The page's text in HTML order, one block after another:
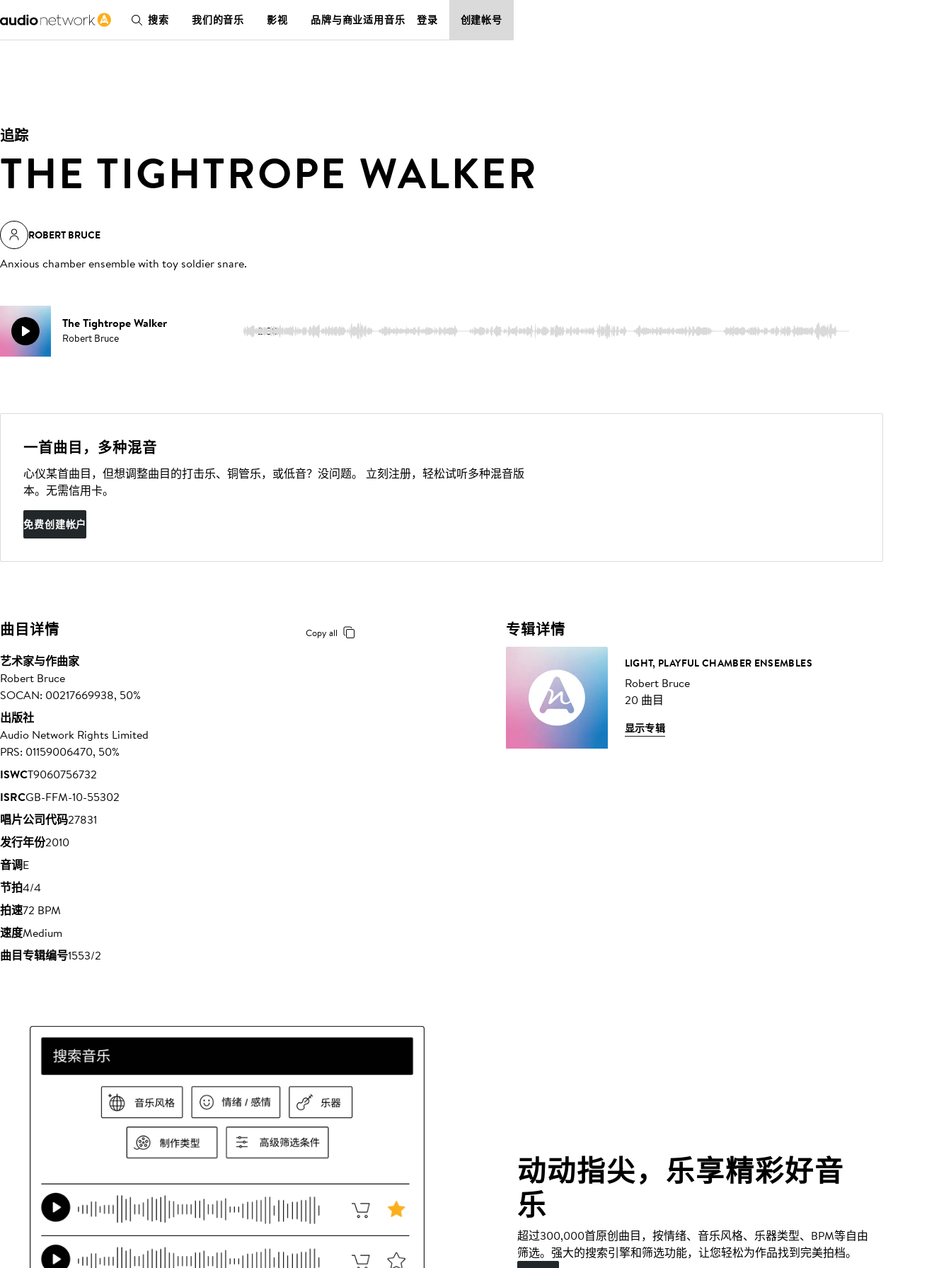
搜索 我们的音乐 影视 品牌与商业适用音乐 登录 创建帐号
追踪
THE TIGHTROPE WALKER
ROBERT BRUCE
Anxious chamber ensemble with toy soldier snare.
The Tightrope Walker
Robert Bruce 2:38
一首曲目，多种混音
心仪某首曲目，但想调整曲目的打击乐、铜管乐，或低音？没问题。 立刻注册，轻松试听多种混音版
本。无需信用卡。
免费创建帐户
曲目详情 Copy all
艺术家与作曲家
Robert Bruce
SOCAN: 00217669938, 50%
出版社
Audio Network Rights Limited
PRS: 01159006470, 50%
ISWCT9060756732
ISRCGB-FFM-10-55302
唱片公司代码27831
发行年份2010
音调E
节拍4/4
拍速72 BPM
速度Medium
曲目专辑编号1553/2
专辑详情
LIGHT, PLAYFUL CHAMBER ENSEMBLES
Robert Bruce
20 曲目
显示专辑
动动指尖，乐享精彩好音
乐
超过300,000首原创曲目，按情绪、音乐风格、乐器类型、BPM等自由
筛选。强大的搜索引擎和筛选功能，让您轻松为作品找到完美拍档。